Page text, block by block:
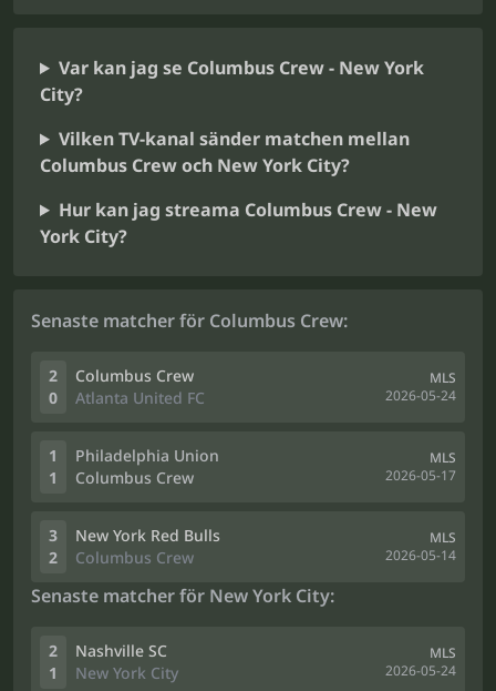
Var kan jag se Columbus Crew - New York
City?
Vilken TV-kanal sänder matchen mellan
Columbus Crew och New York City?
Hur kan jag streama Columbus Crew - New
York City?
Senaste matcher för Columbus Crew:
2
0
Columbus Crew
Atlanta United FC
MLS
2026-05-24
1
1
Philadelphia Union
Columbus Crew
MLS
2026-05-17
3
2
New York Red Bulls
Columbus Crew
MLS
2026-05-14
Senaste matcher för New York City:
2
1
Nashville SC
New York City
MLS
2026-05-24